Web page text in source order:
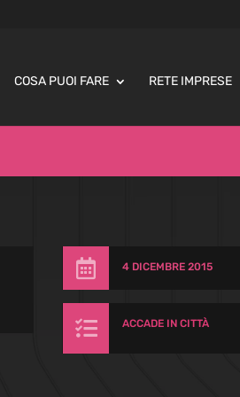
COSA PUOI FARE RETE IMPRESE
 4 DICEMBRE 2015
 ACCADE IN CITTÀ